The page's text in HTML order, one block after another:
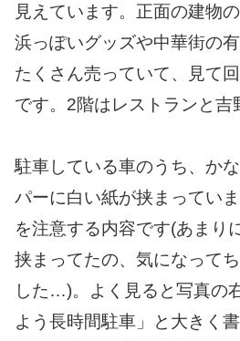
見えています。正面の建物
浜っぽいグッズや中華街の
たくさん売っていて、見て
です。2階はレストランと吉
駐車している車のうち、か
パーに白い紙が挟まってい
を注意する内容です(あまり
挟まってたの、気になって
した…)。よく見ると写真の
よう長時間駐車」と大きく